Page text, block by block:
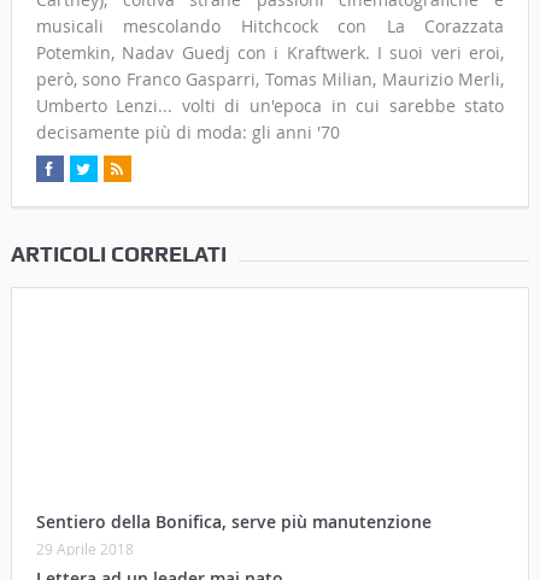
musicali mescolando Hitchcock con La Corazzata
Potemkin, Nadav Guedj con i Kraftwerk. I suoi veri eroi,
però, sono Franco Gasparri, Tomas Milian, Maurizio Merli,
Umberto Lenzi... volti di un'epoca in cui sarebbe stato
decisamente più di moda: gli anni '70
ARTICOLI CORRELATI
Sentiero della Bonifica, serve più manutenzione
29 Aprile 2018